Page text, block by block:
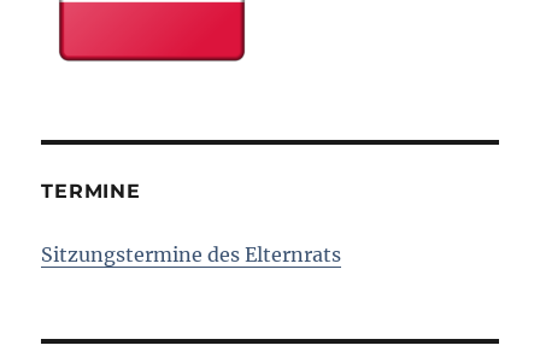
TERMINE
Sitzungstermine des Elternrats